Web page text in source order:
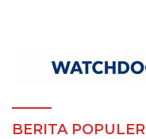
BERITA POPULER